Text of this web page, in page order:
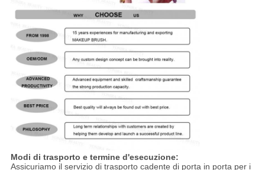
Modi di trasporto e termine d'esecuzione:
Assicuriamo il servizio di trasporto cadente di porta in porta per i